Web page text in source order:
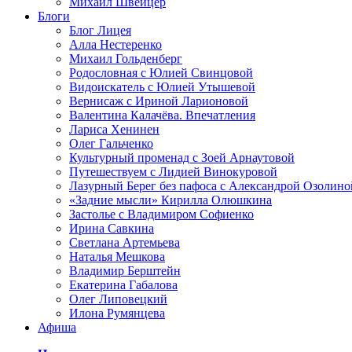
Блоги
Блог Лицея
Алла Нестеренко
Михаил Гольденберг
Родословная с Юлией Свинцовой
Видоискатель с Юлией Утышевой
Вернисаж с Ириной Ларионовой
Валентина Калачёва. Впечатления
Лариса Хенинен
Олег Гальченко
Культурный променад с Зоей Арнаутовой
Путешествуем с Лидией Винокуровой
Лазурный Берег без пафоса с Александрой
«Задние мысли» Кирилла Олюшкина
Застолье с Владимиром Софиенко
Ирина Савкина
Светлана Артемьева
Наталья Мешкова
Владимир Берштейн
Екатерина Габалова
Олег Липовецкий
Илона Румянцева
Афиша